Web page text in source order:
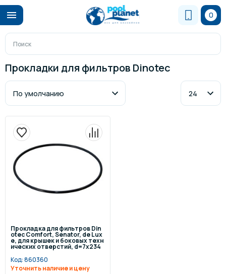
0
Прокладки для фильтров Dinotec
Прокладка для фильтров Din
otec Сomfort, Senator, de Lux
e, для крышек и боковых техн
ических отверстий, d=7х234
Код:860360
Уточнить наличие и цену